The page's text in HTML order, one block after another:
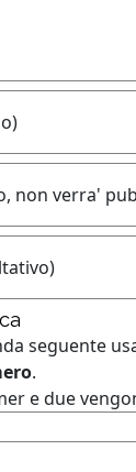
non verra'
seguente
.
e due